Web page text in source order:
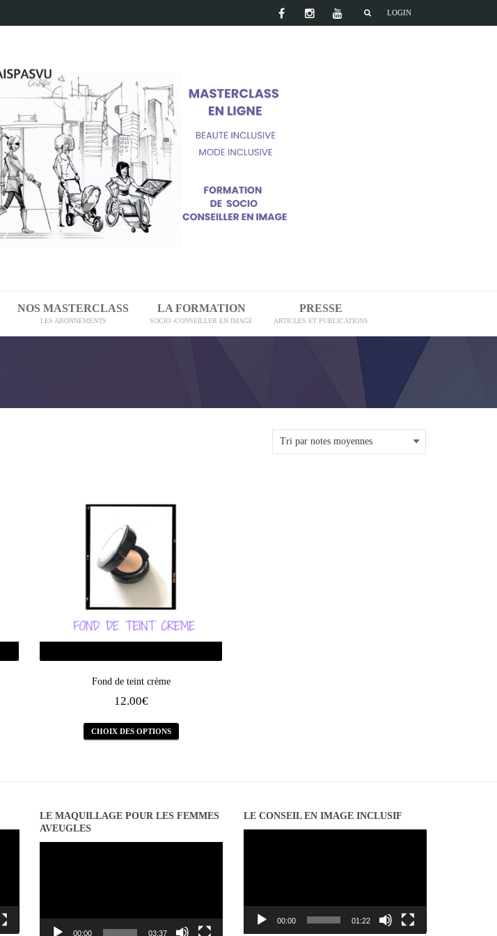
LOGIN
NOS MASTERCLASS
LES ABONNEMENTS
LA FORMATION
SOCIO -CONSEILLER EN IMAGE
PRESSE
ARTICLES ET PUBLICATIONS
Fond de teint crème
12.00€
CHOIX DES OPTIONS
LE MAQUILLAGE POUR LES FEMMES
AVEUGLES
00:00 03:37
LE CONSEIL EN IMAGE INCLUSIF
00:00 01:22